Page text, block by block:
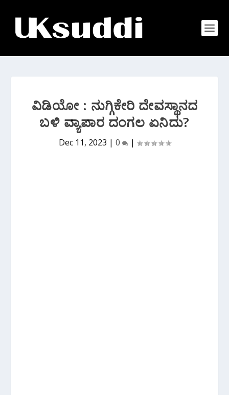
ವಿಡಿಯೋ : ನುಗ್ಗಿಕೇರಿ ದೇವಸ್ಥಾನದ
ಬಳಿ ವ್ಯಾಪಾರ ದಂಗಲ ಏನಿದು?
Dec 11, 2023 | 0 |